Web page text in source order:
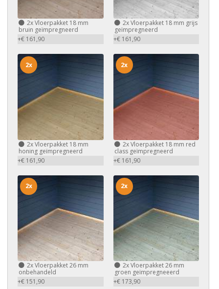
2xVloerpakket 18 mm
bruin geïmpregneerd
+€ 161,90
2xVloerpakket 18 mm grijs
geïmpregneerd
+€ 161,90
2xVloerpakket 18 mm
honing geïmpregneerd
+€ 161,90
2x
2xVloerpakket 18 mm red
class geïmpregneerd
+€ 161,90
2x
2xVloerpakket 26 mm
onbehandeld
+€ 151,90
2x
2xVloerpakket 26 mm
groen geïmpregneeerd
+€ 173,90
2x